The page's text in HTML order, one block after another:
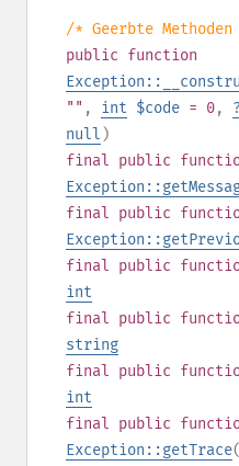
/* Geerbte
public function
"" , int $code = 0, ?
null )
final public
final public
final public
int
final public
string
final public
int
final public
Exception::getTrace